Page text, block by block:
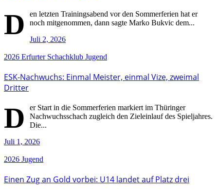
D
en letzten Trainingsabend vor den Sommerferien hat er
noch mitgenommen, dann sagte Marko Bukvic dem...
Juli 2, 2026
2026 Erfurter Schachklub Jugend
ESK-Nachwuchs: Einmal Meister, einmal Vize, zweimal
Dritter
D
er Start in die Sommerferien markiert im Thüringer
Nachwuchsschach zugleich den Zieleinlauf des Spieljahres.
Die...
Juli 1, 2026
2026 Jugend
Einen Zug an Gold vorbei: U14 landet auf Platz drei